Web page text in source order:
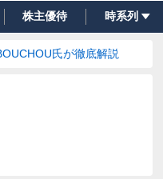
株主優待 時系列
氏が徹底解説